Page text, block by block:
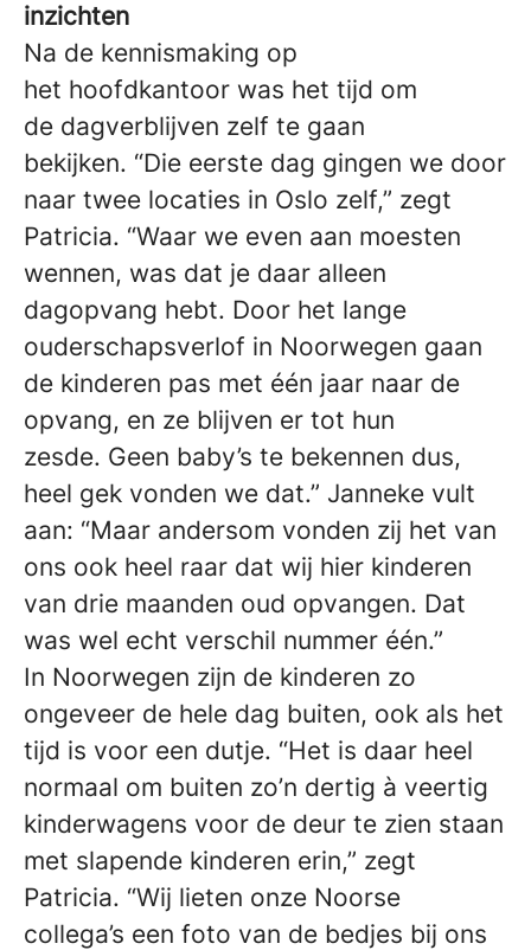
inzichten
Na de kennismaking op
het hoofdkantoor was het tijd om
de dagverblijven zelf te gaan
bekijken. “Die eerste dag gingen we door
naar twee locaties in Oslo zelf,” zegt
Patricia. “Waar we even aan moesten
wennen, was dat je daar alleen
dagopvang hebt. Door het lange
ouderschapsverlof in Noorwegen gaan
de kinderen pas met één jaar naar de
opvang, en ze blijven er tot hun
zesde. Geen baby’s te bekennen dus,
heel gek vonden we dat.” Janneke vult
aan: “Maar andersom vonden zij het van
ons ook heel raar dat wij hier kinderen
van drie maanden oud opvangen. Dat
was wel echt verschil nummer één.”
In Noorwegen zijn de kinderen zo
ongeveer de hele dag buiten, ook als het
tijd is voor een dutje. “Het is daar heel
normaal om buiten zo’n dertig à veertig
kinderwagens voor de deur te zien staan
met slapende kinderen erin,” zegt
Patricia. “Wij lieten onze Noorse
collega’s een foto van de bedjes bij ons